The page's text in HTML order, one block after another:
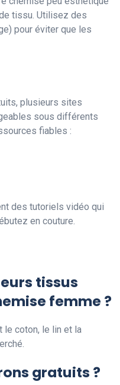
tissu. Utilisez des
pour éviter que les
plusieurs sites
sous différents
fiables :
des tutoriels vidéo qui
en couture.
tissus
femme ?
le coton, le lin et la
gratuits ?